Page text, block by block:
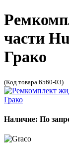
части
Грако
(Код товара 6560-03)
Наличие: По